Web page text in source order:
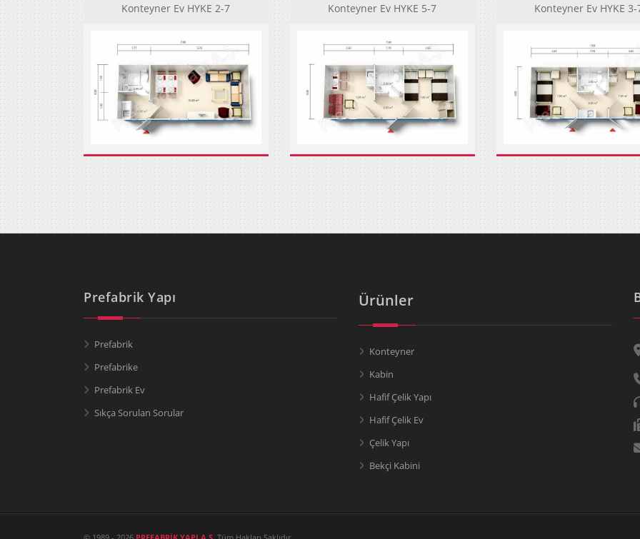
Konteyner Ev HYKE 2-7 Konteyner Ev HYKE 5-7 Konteyner Ev HYKE 3-
Prefabrik Yapı
Prefabrik
Prefabrike
Prefabrik Ev
Sıkça Sorulan Sorular
Ürünler
Konteyner
Kabin
Hafif Çelik Yapı
Hafif Çelik Ev
Çelik Yapı
Bekçi Kabini